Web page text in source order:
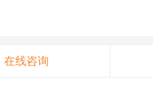
在线咨询